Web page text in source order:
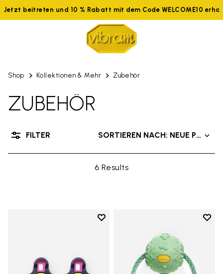
Jetzt beitreten und 10 % Rabatt mit dem Code WELCOME10
Shop Kollektionen & Mehr Zubehör
ZUBEHÖR
6 Results
SORTIEREN NACH: NEUE
FILTER
Add to wishlist
Add